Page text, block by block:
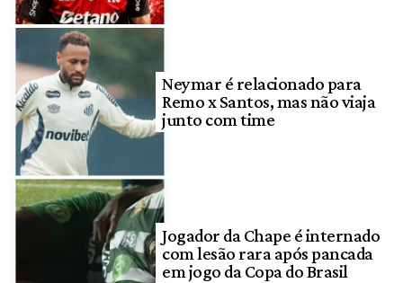
Neymar é relacionado para
Remo x Santos, mas não viaja
junto com time
Jogador da Chape é internado
com lesão rara após pancada
em jogo da Copa do Brasil